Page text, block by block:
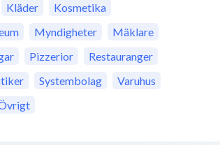
Kläder
Kosmetika
Myndigheter
Mäklare
Pizzerior
Restauranger
Systembolag
Varuhus